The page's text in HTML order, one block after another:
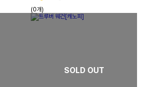
(0개)
SOLD OUT